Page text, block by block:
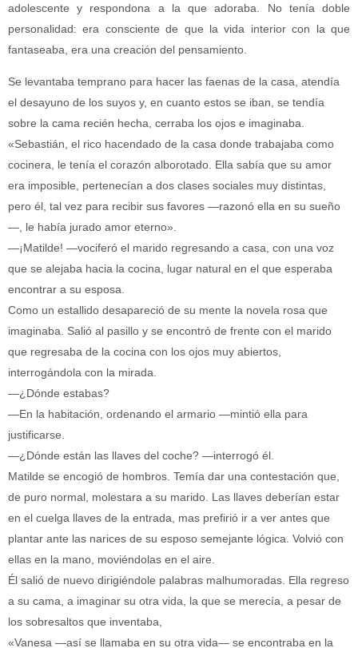
adolescente y respondona a la que adoraba. No tenía doble
personalidad: era consciente de que la vida interior con la que
fantaseaba, era una creación del pensamiento.
Se levantaba temprano para hacer las faenas de la casa, atendía
el desayuno de los suyos y, en cuanto estos se iban, se tendía
sobre la cama recién hecha, cerraba los ojos e imaginaba.
«Sebastián, el rico hacendado de la casa donde trabajaba como
cocinera, le tenía el corazón alborotado. Ella sabía que su amor
era imposible, pertenecían a dos clases sociales muy distintas,
pero él, tal vez para recibir sus favores —razonó ella en su sueño
—, le había jurado amor eterno».
—¡Matilde! —vociferó el marido regresando a casa, con una voz
que se alejaba hacia la cocina, lugar natural en el que esperaba
encontrar a su esposa.
Como un estallido desapareció de su mente la novela rosa que
imaginaba. Salió al pasillo y se encontró de frente con el marido
que regresaba de la cocina con los ojos muy abiertos,
interrogándola con la mirada.
—¿Dónde estabas?
—En la habitación, ordenando el armario —mintió ella para
justificarse.
—¿Dónde están las llaves del coche? —interrogó él.
Matilde se encogió de hombros. Temía dar una contestación que,
de puro normal, molestara a su marido. Las llaves deberían estar
en el cuelga llaves de la entrada, mas prefirió ir a ver antes que
plantar ante las narices de su esposo semejante lógica. Volvió con
ellas en la mano, moviéndolas en el aire.
Él salió de nuevo dirigiéndole palabras malhumoradas. Ella regreso
a su cama, a imaginar su otra vida, la que se merecía, a pesar de
los sobresaltos que inventaba,
«Vanesa —así se llamaba en su otra vida— se encontraba en la